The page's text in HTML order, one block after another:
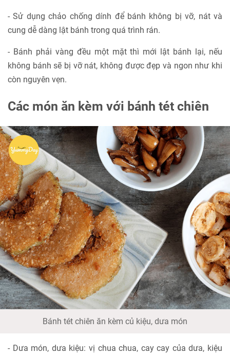
- Sử dụng chảo chống dính để bánh không bị vỡ, nát và
cung dễ dàng lật bánh trong quá trình rán.
- Bánh phải vàng đều một mặt thì mới lật bánh lại, nếu
không bánh sẽ bị vỡ nát, không được đẹp và ngon như khi
còn nguyên vẹn.
Các món ăn kèm với bánh tét chiên
Bánh tét chiên ăn kèm củ kiệu, dưa món
- Dưa món, dưa kiệu: vị chua chua, cay cay của dưa, kiệu